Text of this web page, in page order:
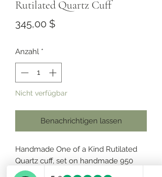
Rutilated Quartz Cuff
345,00 $Preis
Anzahl *
Nicht verfügbar
Benachrichtigen lassen
Handmade One of a Kind Rutilated
Quartz cuff, set on handmade 950
silver, Unique textured.